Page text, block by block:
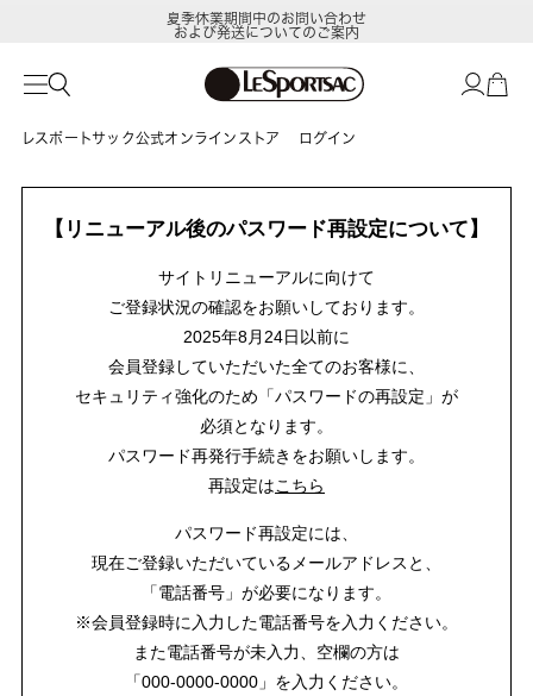
夏季休業期間中のお問い合わせ
および発送についてのご案内
レスポートサック公式オンラインストア ログイン
【リニューアル後のパスワード再設定について】
サイトリニューアルに向けて
ご登録状況の確認をお願いしております。
2025年8月24日以前に
会員登録していただいた全てのお客様に、
セキュリティ強化のため「パスワードの再設定」が
必須となります。
パスワード再発行手続きをお願いします。
再設定はこちら
パスワード再設定には、
現在ご登録いただいているメールアドレスと、
「電話番号」が必要になります。
※会員登録時に入力した電話番号を入力ください。
また電話番号が未入力、空欄の方は
「000-0000-0000」を入力ください。